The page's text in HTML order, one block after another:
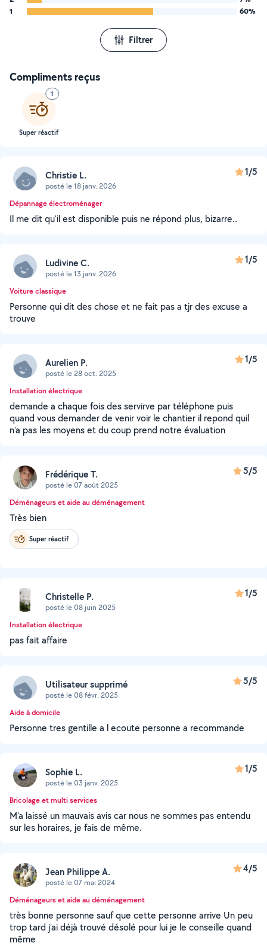
1
60%
Filtrer
Compliments reçus
1
Super réactif
Christie L.
posté le 18 janv. 2026
1/5
Dépannage électroménager
Il me dit qu'il est disponible puis ne répond plus, bizarre..
Ludivine C.
posté le 13 janv. 2026
1/5
Voiture classique
Personne qui dit des chose et ne fait pas a tjr des excuse a
trouve
Aurelien P.
posté le 28 oct. 2025
1/5
Installation électrique
demande a chaque fois des servirve par téléphone puis
quand vous demander de venir voir le chantier il repond quil
n'a pas les moyens et du coup prend notre évaluation
Frédérique T.
posté le 07 août 2025
5/5
Déménageurs et aide au déménagement
Très bien
Super réactif
Christelle P.
posté le 08 juin 2025
1/5
Installation électrique
pas fait affaire
Utilisateur supprimé
posté le 08 févr. 2025
5/5
Aide à domicile
Personne tres gentille a l ecoute personne a recommande
Sophie L.
posté le 03 janv. 2025
1/5
Bricolage et multi services
M'a laissé un mauvais avis car nous ne sommes pas entendu
sur les horaires, je fais de même.
Jean Philippe A.
posté le 07 mai 2024
4/5
Déménageurs et aide au déménagement
très bonne personne sauf que cette personne arrive Un peu
trop tard j'ai déjà trouvé désolé pour lui je le conseille quand
même